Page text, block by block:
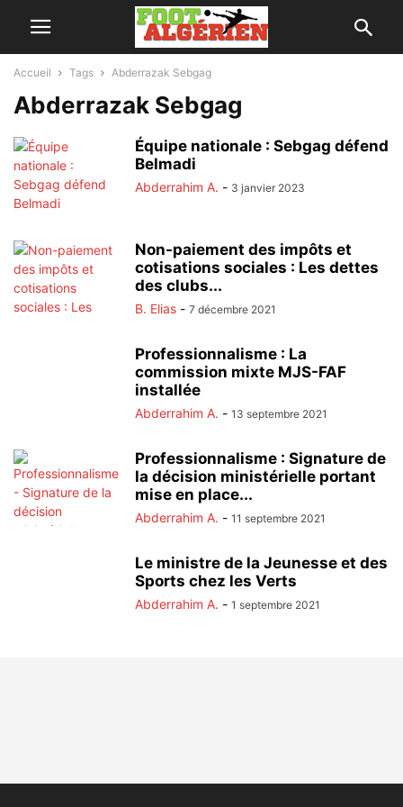
Accueil Tags Abderrazak Sebgag
Abderrazak Sebgag
Équipe nationale : Sebgag défend
Belmadi
Abderrahim A. - 3 janvier 2023
Non-paiement des impôts et
cotisations sociales : Les dettes
des clubs...
B. Elias - 7 décembre 2021
Professionnalisme : La
commission mixte MJS-FAF
installée
Abderrahim A. - 13 septembre 2021
Professionnalisme : Signature de
la décision ministérielle portant
mise en place...
Abderrahim A. - 11 septembre 2021
Le ministre de la Jeunesse et des
Sports chez les Verts
Abderrahim A. - 1 septembre 2021